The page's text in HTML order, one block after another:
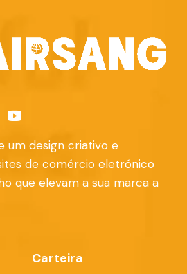
um design criativo e
de comércio eletrónico
que elevam a sua marca a
Carteira